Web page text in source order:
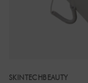
SKINTECHBEAUTY